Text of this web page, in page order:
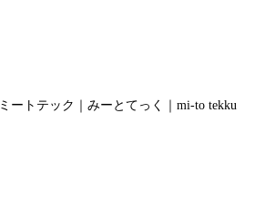
ミートテック｜みーとてっく｜mi-to tekku